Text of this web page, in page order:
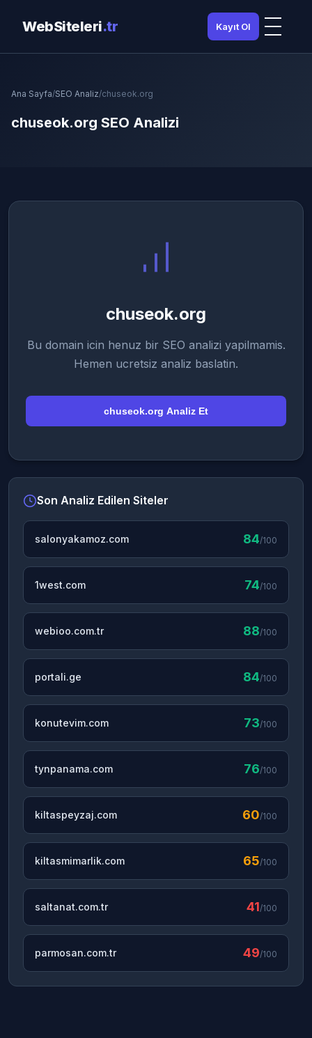
WebSiteleri.tr Kayıt Ol
Ana Sayfa/SEO Analiz/chuseok.org
chuseok.org SEO Analizi
chuseok.org
Bu domain icin henuz bir SEO analizi yapilmamis.
Hemen ucretsiz analiz baslatin.
chuseok.org Analiz Et
Son Analiz Edilen Siteler
salonyakamoz.com 84/100
1west.com 74/100
webioo.com.tr 88/100
portali.ge 84/100
konutevim.com 73/100
tynpanama.com 76/100
kiltaspeyzaj.com 60/100
kiltasmimarlik.com 65/100
saltanat.com.tr 41/100
parmosan.com.tr 49/100